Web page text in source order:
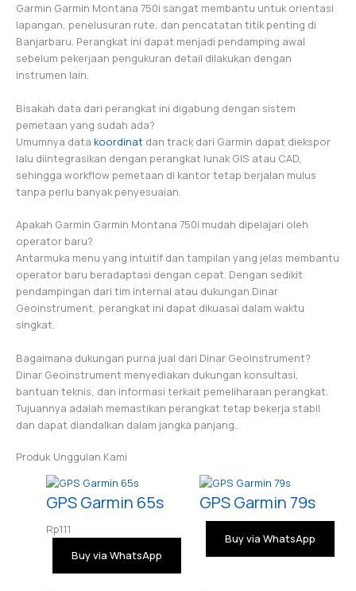
Garmin Garmin Montana 750i sangat membantu untuk orientasi
lapangan, penelusuran rute, dan pencatatan titik penting di
Banjarbaru. Perangkat ini dapat menjadi pendamping awal
sebelum pekerjaan pengukuran detail dilakukan dengan
instrumen lain.
Bisakah data dari perangkat ini digabung dengan sistem
pemetaan yang sudah ada?
Umumnya data koordinat dan track dari Garmin dapat diekspor
lalu diintegrasikan dengan perangkat lunak GIS atau CAD,
sehingga workflow pemetaan di kantor tetap berjalan mulus
tanpa perlu banyak penyesuaian.
Apakah Garmin Garmin Montana 750i mudah dipelajari oleh
operator baru?
Antarmuka menu yang intuitif dan tampilan yang jelas membantu
operator baru beradaptasi dengan cepat. Dengan sedikit
pendampingan dari tim internal atau dukungan Dinar
Geoinstrument, perangkat ini dapat dikuasai dalam waktu
singkat.
Bagaimana dukungan purna jual dari Dinar Geoinstrument?
Dinar Geoinstrument menyediakan dukungan konsultasi,
bantuan teknis, dan informasi terkait pemeliharaan perangkat.
Tujuannya adalah memastikan perangkat tetap bekerja stabil
dan dapat diandalkan dalam jangka panjang.
Produk Unggulan Kami
GPS Garmin 65s
Rp111
Buy via WhatsApp
GPS Garmin 79s
Buy via WhatsApp